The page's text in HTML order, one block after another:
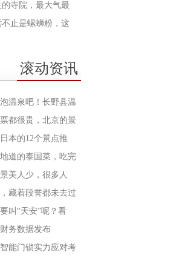
寺院，最大气最
止是螺蛳粉，这
滚动资讯
温泉吧！长野县温
都很贵，北京的景
本的12个景点推
道的泰国菜，吃完
美人少，很多人
藏着段誉都未去过
叫“天安”呢？看
务数据发布
能门锁实力应对考